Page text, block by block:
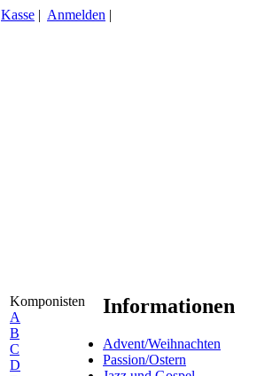
Kasse | Anmelden |
Komponisten
A
B
C
D
Informationen
Advent/Weihnachten
Passion/Ostern